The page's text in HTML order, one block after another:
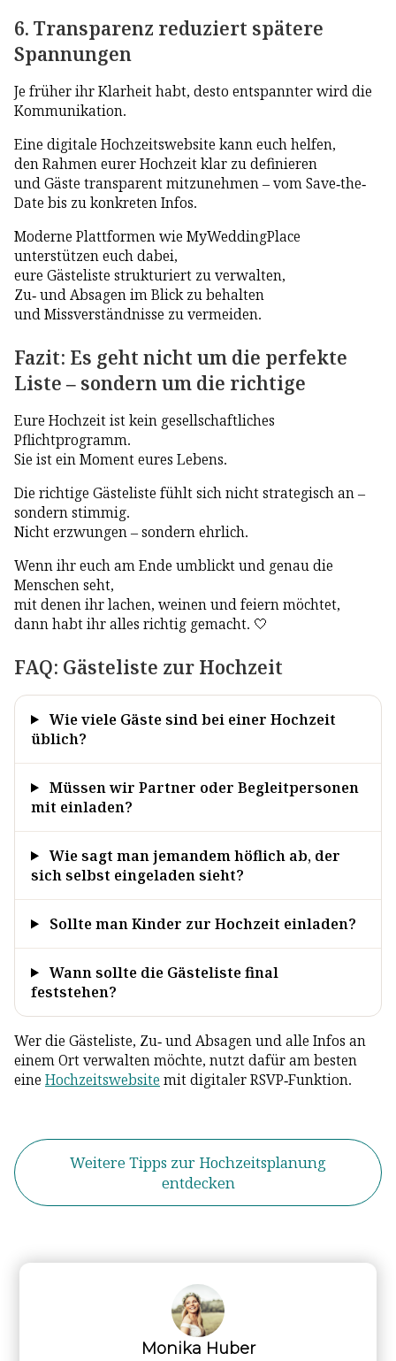
6. Transparenz reduziert spätere
Spannungen
Je früher ihr Klarheit habt, desto entspannter wird die
Kommunikation.
Eine digitale Hochzeitswebsite kann euch helfen,
den Rahmen eurer Hochzeit klar zu definieren
und Gäste transparent mitzunehmen – vom Save-the-
Date bis zu konkreten Infos.
Moderne Plattformen wie MyWeddingPlace
unterstützen euch dabei,
eure Gästeliste strukturiert zu verwalten,
Zu- und Absagen im Blick zu behalten
und Missverständnisse zu vermeiden.
Fazit: Es geht nicht um die perfekte
Liste – sondern um die richtige
Eure Hochzeit ist kein gesellschaftliches
Pflichtprogramm.
Sie ist ein Moment eures Lebens.
Die richtige Gästeliste fühlt sich nicht strategisch an –
sondern stimmig.
Nicht erzwungen – sondern ehrlich.
Wenn ihr euch am Ende umblickt und genau die
Menschen seht,
mit denen ihr lachen, weinen und feiern möchtet,
dann habt ihr alles richtig gemacht. 🤍
FAQ: Gästeliste zur Hochzeit
Wie viele Gäste sind bei einer Hochzeit
üblich?
Müssen wir Partner oder Begleitpersonen
mit einladen?
Wie sagt man jemandem höflich ab, der
sich selbst eingeladen sieht?
Sollte man Kinder zur Hochzeit einladen?
Wann sollte die Gästeliste final
feststehen?
Wer die Gästeliste, Zu- und Absagen und alle Infos an
einem Ort verwalten möchte, nutzt dafür am besten
eine Hochzeitswebsite mit digitaler RSVP-Funktion.
Weitere Tipps zur Hochzeitsplanung
entdecken
Monika Huber